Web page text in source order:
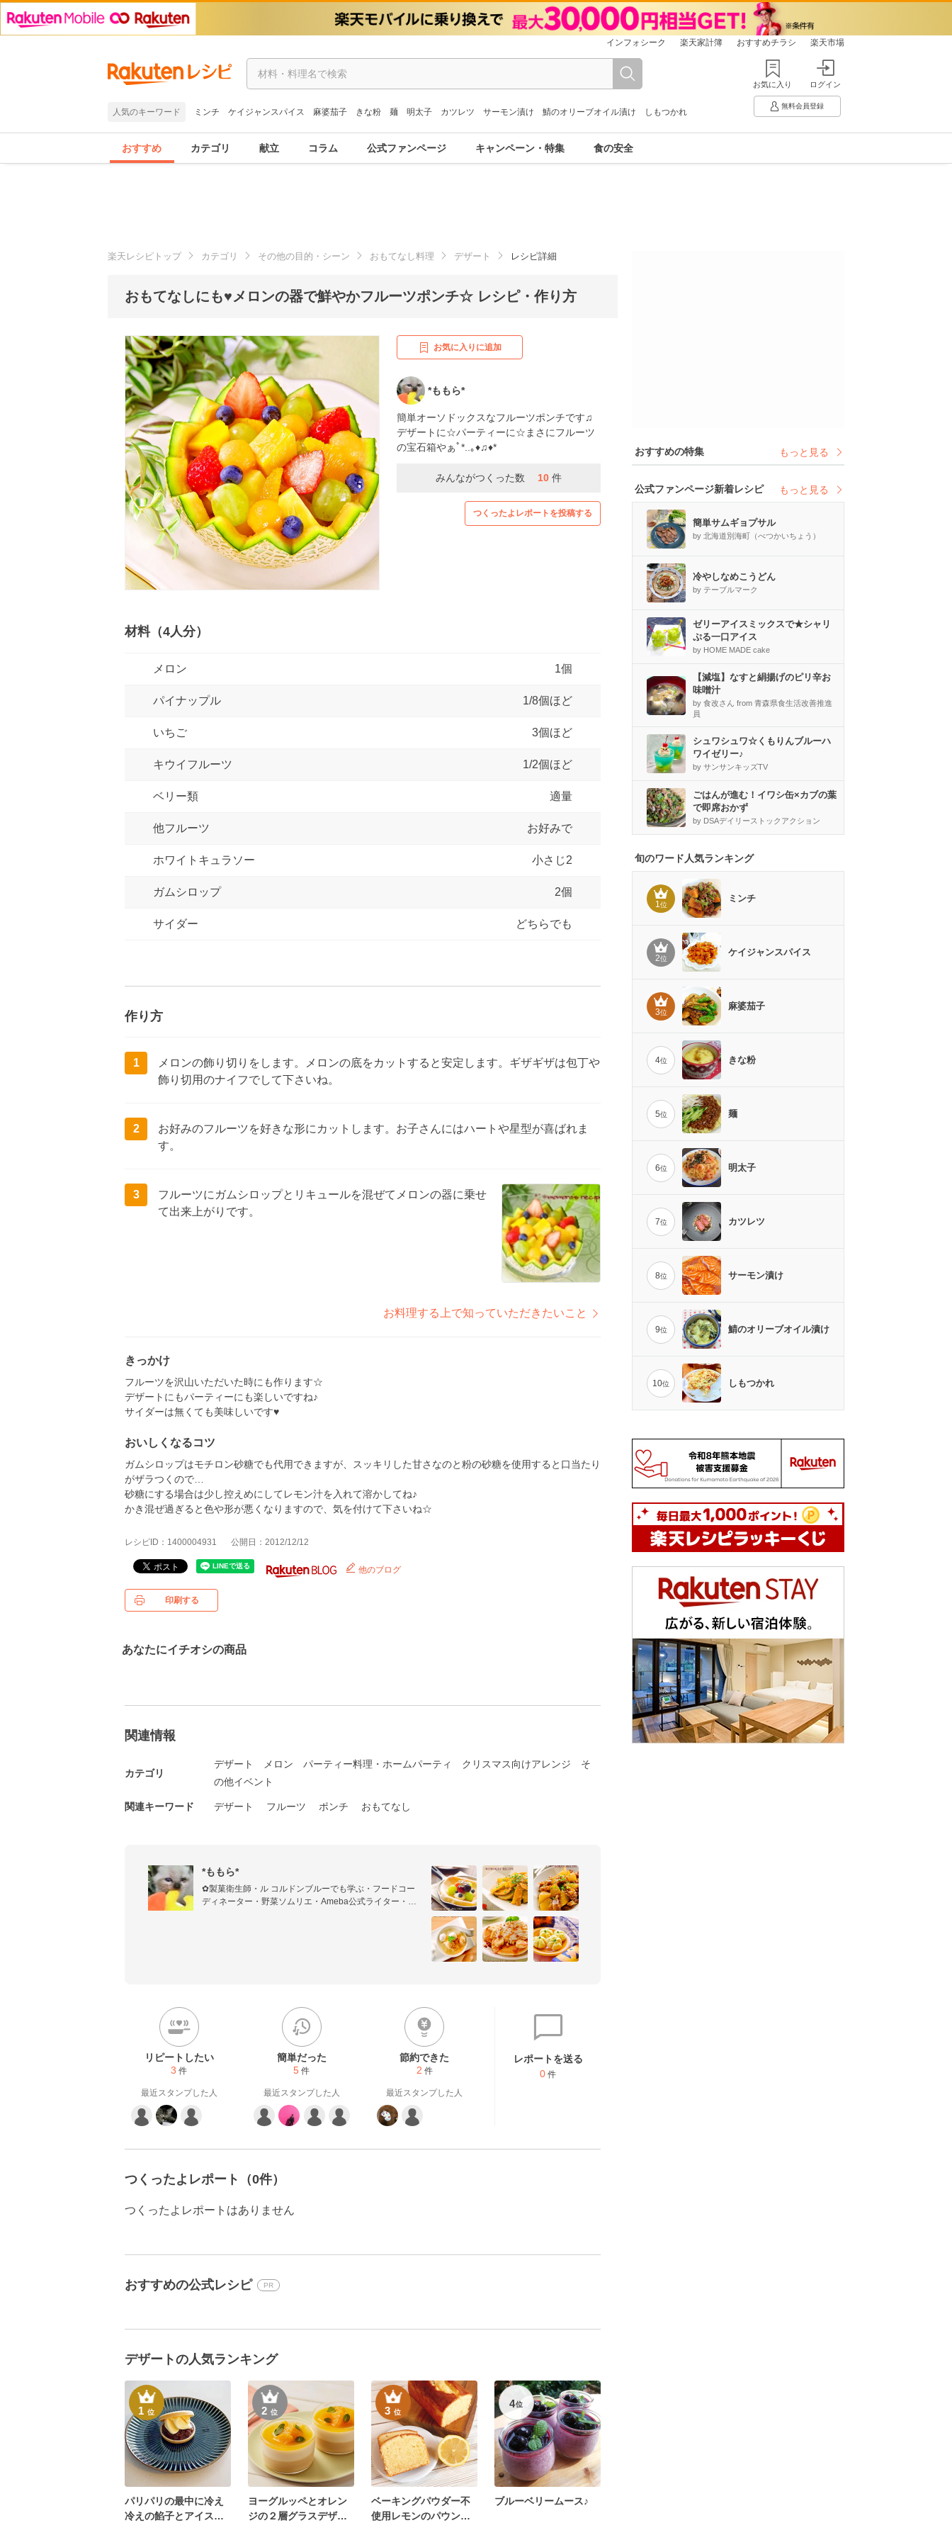
インフォシーク 楽天家計簿 おすすめチラシ 楽天市場
人気のキーワード ミンチ ケイジャンスパイス 麻婆茄子 きな粉 麺 明太子 カツレツ サーモン漬け 鯖のオリーブオイル漬け しもつかれ
お気に入り ログイン
無料会員登録
おすすめ カテゴリ 献立 コラム 公式ファンページ キャンペーン・特集 食の安全
楽天レシピトップ カテゴリ その他の目的・シーン おもてなし料理 デザート レシピ詳細
おもてなしにも♥メロンの器で鮮やかフルーツポンチ☆ レシピ・作り方
お気に入りに追加
*ももら*
簡単オーソドックスなフルーツポンチです♫
デザートに☆パーティーに☆まさにフルーツ
の宝石箱やぁﾟ*..｡♦♫♦*
みんながつくった数 10 件
つくったよレポートを投稿する
材料（4人分）
メロン 1個
パイナップル 1/8個ほど
いちご 3個ほど
キウイフルーツ 1/2個ほど
ベリー類 適量
他フルーツ お好みで
ホワイトキュラソー 小さじ2
ガムシロップ 2個
サイダー どちらでも
作り方
1
メロンの飾り切りをします。メロンの底をカットすると安定します。ギザギザは包丁や
飾り切用のナイフでして下さいね。
2
お好みのフルーツを好きな形にカットします。お子さんにはハートや星型が喜ばれま
す。
3
フルーツにガムシロップとリキュールを混ぜてメロンの器に乗せ
て出来上がりです。
お料理する上で知っていただきたいこと
きっかけ
フルーツを沢山いただいた時にも作ります☆
デザートにもパーティーにも楽しいですね♪
サイダーは無くても美味しいです♥
おいしくなるコツ
ガムシロップはモチロン砂糖でも代用できますが、スッキリした甘さなのと粉の砂糖を使用すると口当たり
がザラつくので…
砂糖にする場合は少し控えめにしてレモン汁を入れて溶かしてね♪
かき混ぜ過ぎると色や形が悪くなりますので、気を付けて下さいね☆
レシピID：1400004931 公開日：2012/12/12
他のブログ
印刷する
あなたにイチオシの商品
関連情報
カテゴリ
デザート メロン パーティー料理・ホームパーティ クリスマス向けアレンジ
そ
の他イベント
関連キーワード デザート フルーツ ポンチ おもてなし
*ももら*
✿製菓衛生師・ル コルドンブルーでも学ぶ・フードコー
ディネーター・野菜ソムリエ・Ameba公式ライター・企
http://momorarecipe.blog.fc2.com/
リピートしたい
3 件
最近スタンプした人
簡単だった
5 件
最近スタンプした人
節約できた
2 件
最近スタンプした人
レポートを送る
0 件
つくったよレポート（0件）
つくったよレポートはありません
おすすめの公式レシピ PR
デザートの人気ランキング
1位
パリパリの最中に冷え
冷えの餡子とアイス！
2位
ヨーグルッペとオレン
ジの２層グラスデザー
3位
ベーキングパウダー不
使用レモンのパウンド
4位
ブルーベリームース♪
おすすめの特集 もっと見る
公式ファンページ新着レシピ もっと見る
簡単サムギョプサル
by 北海道別海町（べつかいちょう）
冷やしなめこうどん
by テーブルマーク
ゼリーアイスミックスで★シャリ
ぷる一口アイス
by HOME MADE cake
【減塩】なすと絹揚げのピリ辛お
味噌汁
by 食改さん from 青森県食生活改善推進
員
シュワシュワ☆くもりんブルーハ
ワイゼリー♪
by サンサンキッズTV
ごはんが進む！イワシ缶×カブの葉
で即席おかず
by DSAデイリーストックアクション
旬のワード人気ランキング
1位
ミンチ
2位
ケイジャンスパイス
3位
麻婆茄子
4位 きな粉
5位 麺
6位 明太子
7位 カツレツ
8位 サーモン漬け
9位 鯖のオリーブオイル漬け
10位 しもつかれ